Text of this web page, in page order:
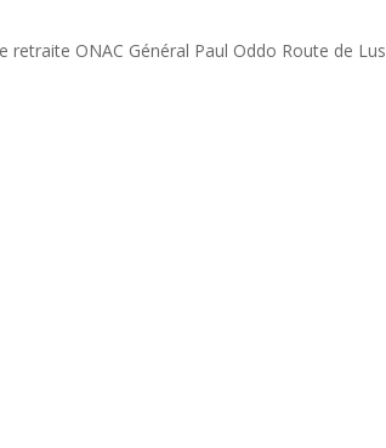
ONAC Général Paul Oddo Route de